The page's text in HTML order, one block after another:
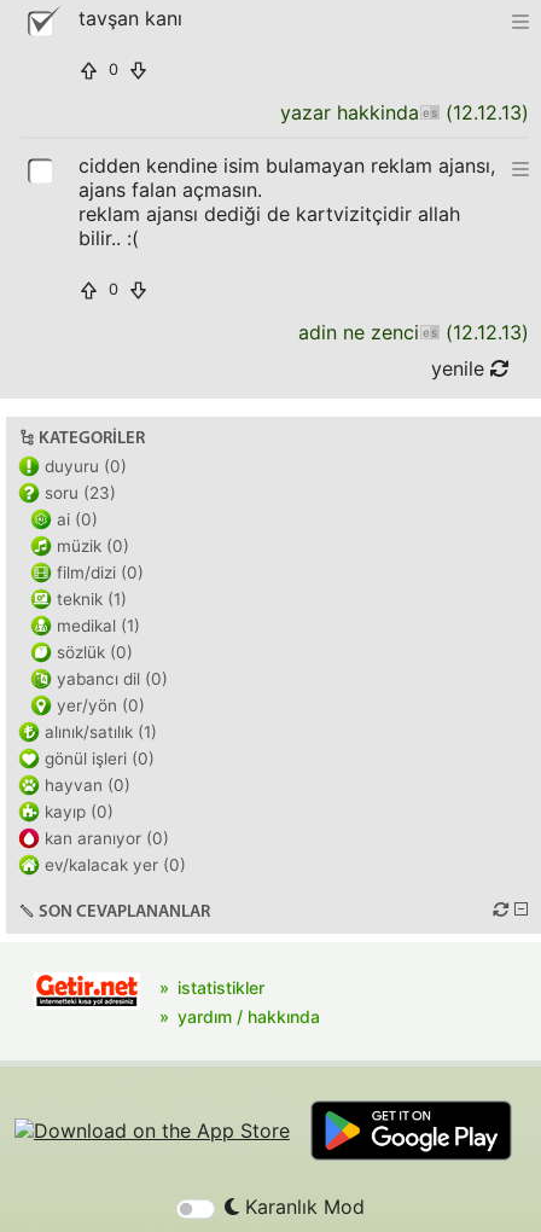
tavşan kanı
0
yazar hakkinda (12.12.13)
cidden kendine isim bulamayan reklam ajansı,
ajans falan açmasın.
reklam ajansı dediği de kartvizitçidir allah
bilir.. :(
0
adin ne zenci (12.12.13)
yenile
KATEGORILER
duyuru (0)
soru (23)
ai (0)
müzik (0)
film/dizi (0)
teknik (1)
medikal (1)
sözlük (0)
yabancı dil (0)
yer/yön (0)
alınık/satılık (1)
gönül işleri (0)
hayvan (0)
kayıp (0)
kan aranıyor (0)
ev/kalacak yer (0)
SON CEVAPLANANLAR
istatistikler
yardım / hakkında
Karanlık Mod